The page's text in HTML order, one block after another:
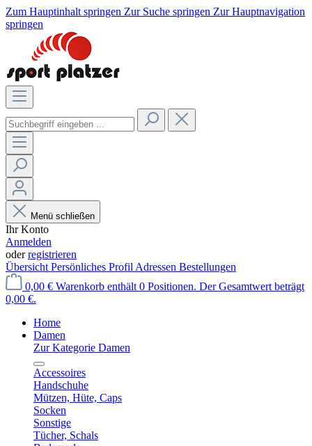
Zum Hauptinhalt springen Zur Suche springen Zur Hauptnavigation
springen
Menü schließen
Ihr Konto
Anmelden
oderregistrieren
Übersicht Persönliches Profil Adressen Bestellungen
0,00 € Warenkorb enthält 0 Positionen. Der Gesamtwert beträgt
0,00 €.
Home
Damen
Zur Kategorie Damen
Accessoires
Handschuhe
Mützen, Hüte, Caps
Socken
Sonstige
Tücher, Schals